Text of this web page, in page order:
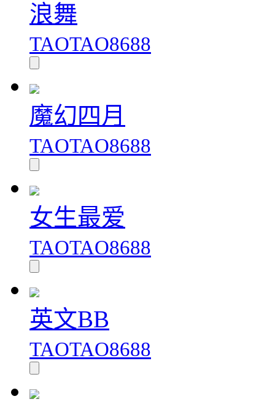
浪舞
TAOTAO8688
魔幻四月
TAOTAO8688
女生最爱
TAOTAO8688
英文BB
TAOTAO8688